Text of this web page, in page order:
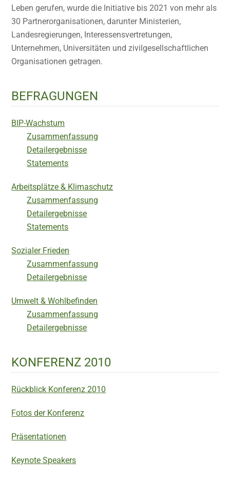
Leben gerufen, wurde die Initiative bis 2021 von mehr als
30 Partnerorganisationen, darunter Ministerien,
Landesregierungen, Interessensvertretungen,
Unternehmen, Universitäten und zivilgesellschaftlichen
Organisationen getragen.
BEFRAGUNGEN
BIP-Wachstum
Zusammenfassung
Detailergebnisse
Statements
Arbeitsplätze & Klimaschutz
Zusammenfassung
Detailergebnisse
Statements
Sozialer Frieden
Zusammenfassung
Detailergebnisse
Umwelt & Wohlbefinden
Zusammenfassung
Detailergebnisse
KONFERENZ 2010
Rückblick Konferenz 2010
Fotos der Konferenz
Präsentationen
Keynote Speakers